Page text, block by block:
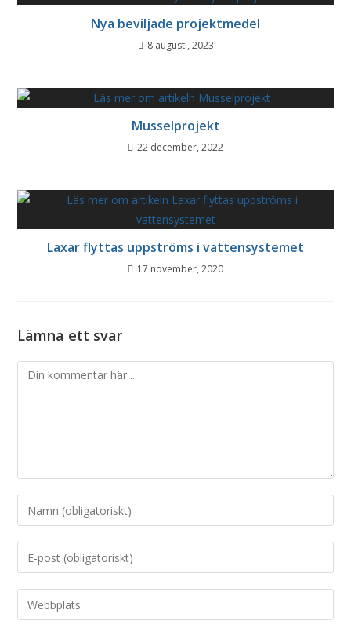
Nya beviljade projektmedel
8 augusti, 2023
Musselprojekt
22 december, 2022
Laxar flyttas uppströms i vattensystemet
17 november, 2020
Lämna ett svar